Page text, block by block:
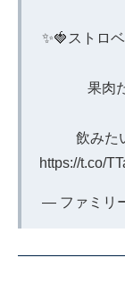
✨🍓ストロ
果肉
飲みた
https://t.co/
— ファミリ